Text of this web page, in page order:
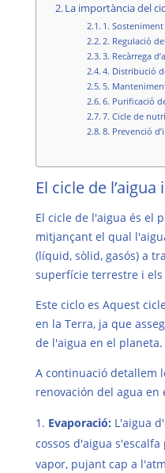
La importància del
1.
2. Regulació
3. Recàrrega
4. Distribució
5.
6. Purificació
7. Cicle de
8. Prevenció
El cicle de
El cicle de l'aigua és el
mitjançant el qual
(líquid, sòlid, gasós) a
superfície terrestre i els
Este ciclo es Aquest
en la Terra, ja que
de l'aigua en el planeta.
A continuació detallem
renovación del agua en
Evaporació: L'aigua
cossos d'aigua
vapor, pujant cap a